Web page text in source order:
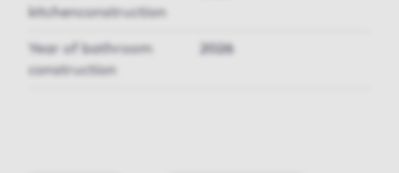
kitchenconstruction
Year of bathroom
construction
2026